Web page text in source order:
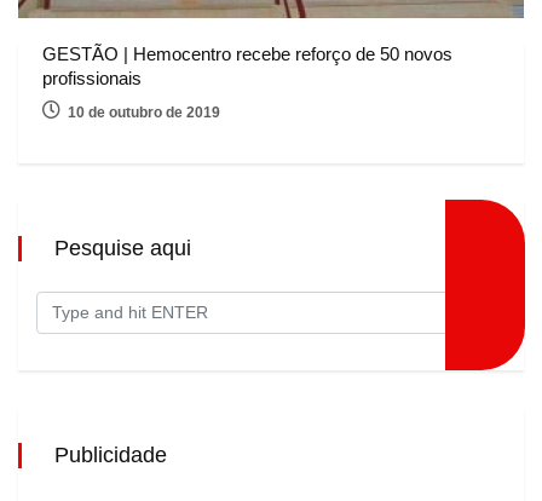
GESTÃO | Hemocentro recebe reforço de 50 novos
profissionais
10 de outubro de 2019
Pesquise aqui
Publicidade